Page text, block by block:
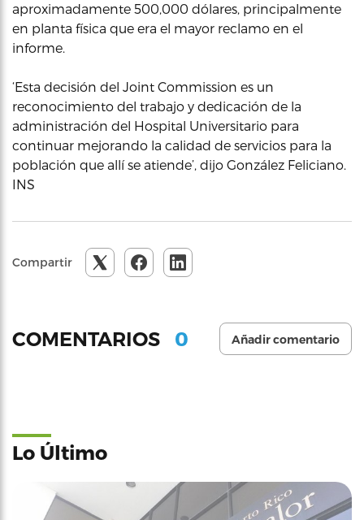
aproximadamente 500,000 dólares, principalmente
en planta física que era el mayor reclamo en el
informe.
‘Esta decisión del Joint Commission es un
reconocimiento del trabajo y dedicación de la
administración del Hospital Universitario para
continuar mejorando la calidad de servicios para la
población que allí se atiende’, dijo González Feliciano.
INS
Compartir
COMENTARIOS 0 Añadir comentario
Lo Último